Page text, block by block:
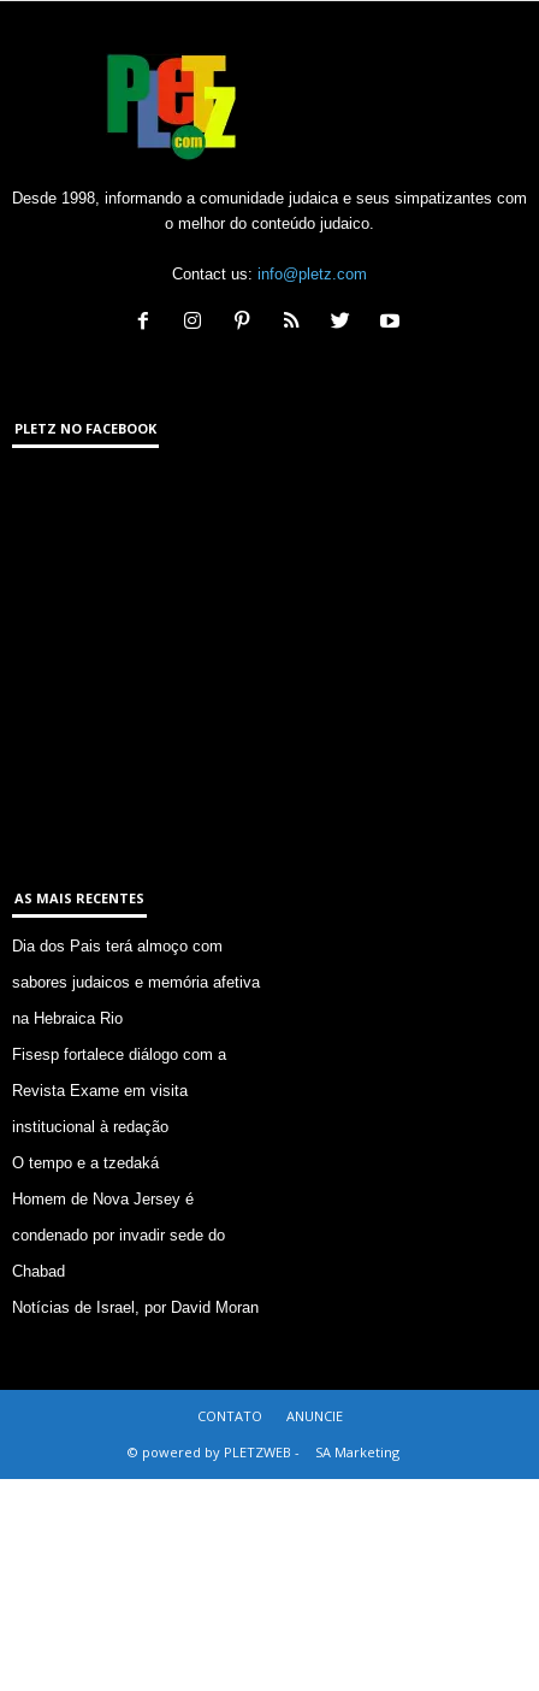
Desde 1998, informando a comunidade judaica e seus simpatizantes com
o melhor do conteúdo judaico.
Contact us: info@pletz.com
PLETZ NO FACEBOOK
AS MAIS RECENTES
Dia dos Pais terá almoço com
sabores judaicos e memória afetiva
na Hebraica Rio
Fisesp fortalece diálogo com a
Revista Exame em visita
institucional à redação
O tempo e a tzedaká
Homem de Nova Jersey é
condenado por invadir sede do
Chabad
Notícias de Israel, por David Moran
CONTATO
ANUNCIE
© powered by PLETZWEB -
SA Marketing